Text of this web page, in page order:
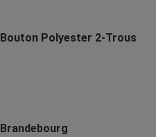
Bouton Polyester 2-Trous
Brandebourg